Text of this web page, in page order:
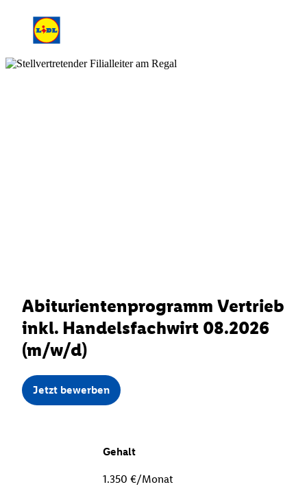
Abiturientenprogramm Vertrieb
inkl. Handelsfachwirt 08.2026
(m/w/d)
Jetzt bewerben
Gehalt
1.350 €/Monat